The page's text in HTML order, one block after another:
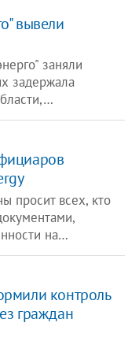
вывели
заняли
задержала
просит всех, кто
на…
контроль
граждан